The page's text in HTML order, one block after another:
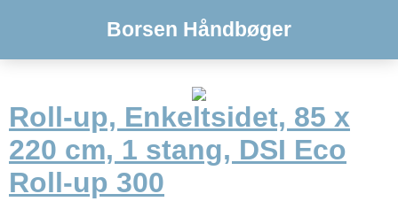
Borsen Håndbøger
Roll-up, Enkeltsidet, 85 x
220 cm, 1 stang, DSI Eco
Roll-up 300